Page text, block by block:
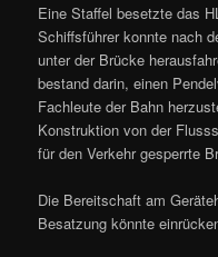
Eine Staffel besetzte das
Schiffsführer konnte nach
unter der Brücke
bestand darin, einen
Fachleute der Bahn
Konstruktion von der
für den Verkehr gesperrte
Die Bereitschaft am
Besatzung könnte